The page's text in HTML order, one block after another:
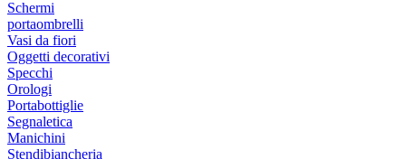
Schermi
portaombrelli
Vasi da fiori
Oggetti decorativi
Specchi
Orologi
Portabottiglie
Segnaletica
Manichini
Stendibiancheria